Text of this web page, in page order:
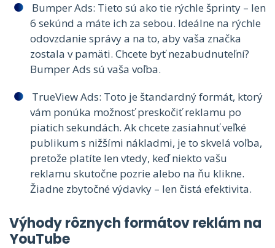
Bumper Ads: Tieto sú ako tie rýchle šprinty – len
6 sekúnd a máte ich za sebou. Ideálne na rýchle
odovzdanie správy a na to, aby vaša značka
zostala v pamäti. Chcete byť nezabudnuteľní?
Bumper Ads sú vaša voľba.
TrueView Ads: Toto je štandardný formát, ktorý
vám ponúka možnosť preskočiť reklamu po
piatich sekundách. Ak chcete zasiahnuť veľké
publikum s nižšími nákladmi, je to skvelá voľba,
pretože platíte len vtedy, keď niekto vašu
reklamu skutočne pozrie alebo na ňu klikne.
Žiadne zbytočné výdavky – len čistá efektivita.
Výhody rôznych formátov reklám na
YouTube